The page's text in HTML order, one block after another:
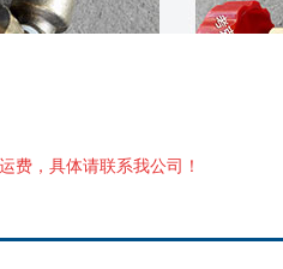
费，具体请联系我公司！